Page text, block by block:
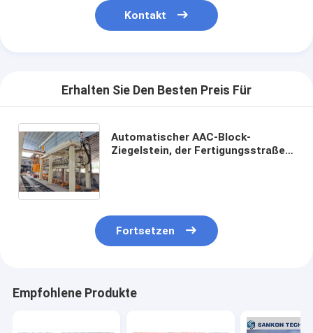
Kontakt
Erhalten Sie Den Besten Preis Für
Automatischer AAC-Block-
Ziegelstein, der Fertigungsstraße-
Fortsetzen
Empfohlene Produkte